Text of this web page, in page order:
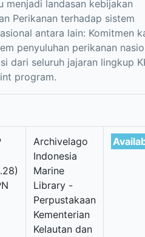
menjadi landasan kebijakan
Perikanan terhadap sistem
antara lain: Komitmen
penyuluhan perikanan
dari seluruh jajaran lingkup
program.
Archivelago
Indonesia
Marine
Library -
Perpustakaan
Kementerian
Kelautan dan